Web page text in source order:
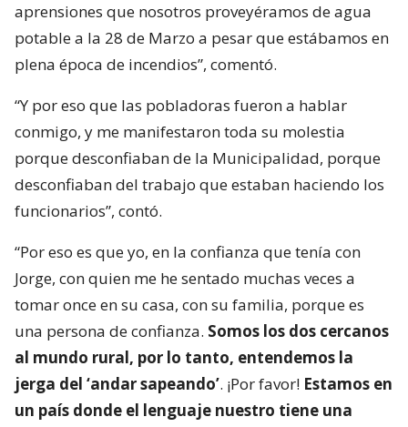
aprensiones que nosotros proveyéramos de agua
potable a la 28 de Marzo a pesar que estábamos en
plena época de incendios”, comentó.
“Y por eso que las pobladoras fueron a hablar
conmigo, y me manifestaron toda su molestia
porque desconfiaban de la Municipalidad, porque
desconfiaban del trabajo que estaban haciendo los
funcionarios”, contó.
“Por eso es que yo, en la confianza que tenía con
Jorge, con quien me he sentado muchas veces a
tomar once en su casa, con su familia, porque es
una persona de confianza. Somos los dos cercanos
al mundo rural, por lo tanto, entendemos la
jerga del ‘andar sapeando’. ¡Por favor! Estamos en
un país donde el lenguaje nuestro tiene una